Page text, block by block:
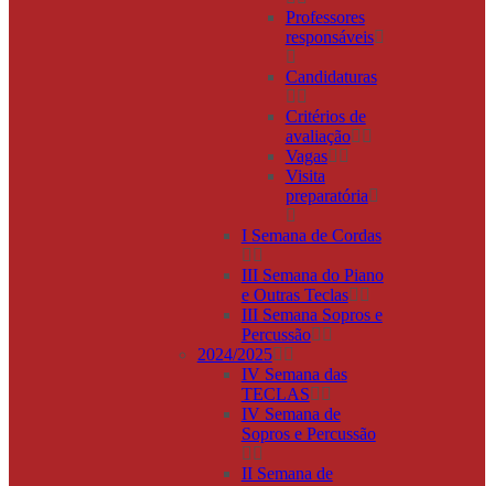
Professores
responsáveis
Candidaturas
Critérios de
avaliação
Vagas
Visita
preparatória
I Semana de Cordas
III Semana do Piano
e Outras Teclas
III Semana Sopros e
Percussão
2024/2025
IV Semana das
TECLAS
IV Semana de
Sopros e Percussão
II Semana de